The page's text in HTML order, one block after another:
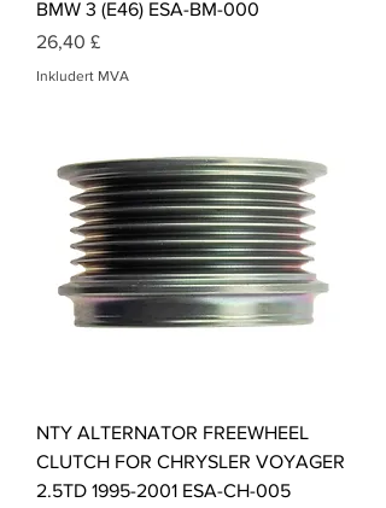
BMW 3 (E46) ESA-BM-000
Pris
26,40 £
Inkludert MVA
NTY ALTERNATOR FREEWHEEL
CLUTCH FOR CHRYSLER VOYAGER
2.5TD 1995-2001 ESA-CH-005